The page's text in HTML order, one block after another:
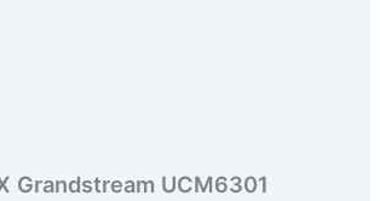
Grandstream UCM6301